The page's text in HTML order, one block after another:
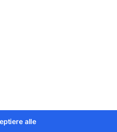
auf 150 bis 200 °C
Ø 0,8 / 1,0 / 1,2 / 1,6 mm.
alle